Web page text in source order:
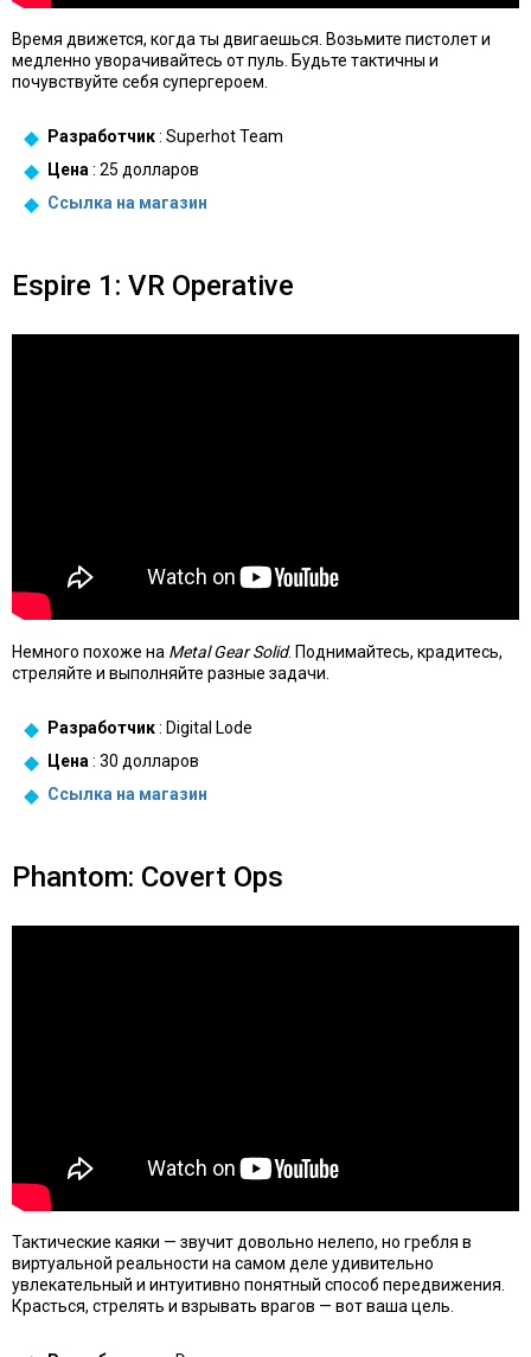
Время движется, когда ты двигаешься. Возьмите пистолет и
медленно уворачивайтесь от пуль. Будьте тактичны и
почувствуйте себя супергероем.
Разработчик: Superhot Team
Цена : 25 долларов
Ссылка на магазин
Espire 1: VR Operative
Немного похоже на Metal Gear Solid. Поднимайтесь, крадитесь,
стреляйте и выполняйте разные задачи.
Разработчик: Digital Lode
Цена : 30 долларов
Ссылка на магазин
Phantom: Covert Ops
Тактические каяки — звучит довольно нелепо, но гребля в
виртуальной реальности на самом деле удивительно
увлекательный и интуитивно понятный способ передвижения.
Красться, стрелять и взрывать врагов — вот ваша цель.